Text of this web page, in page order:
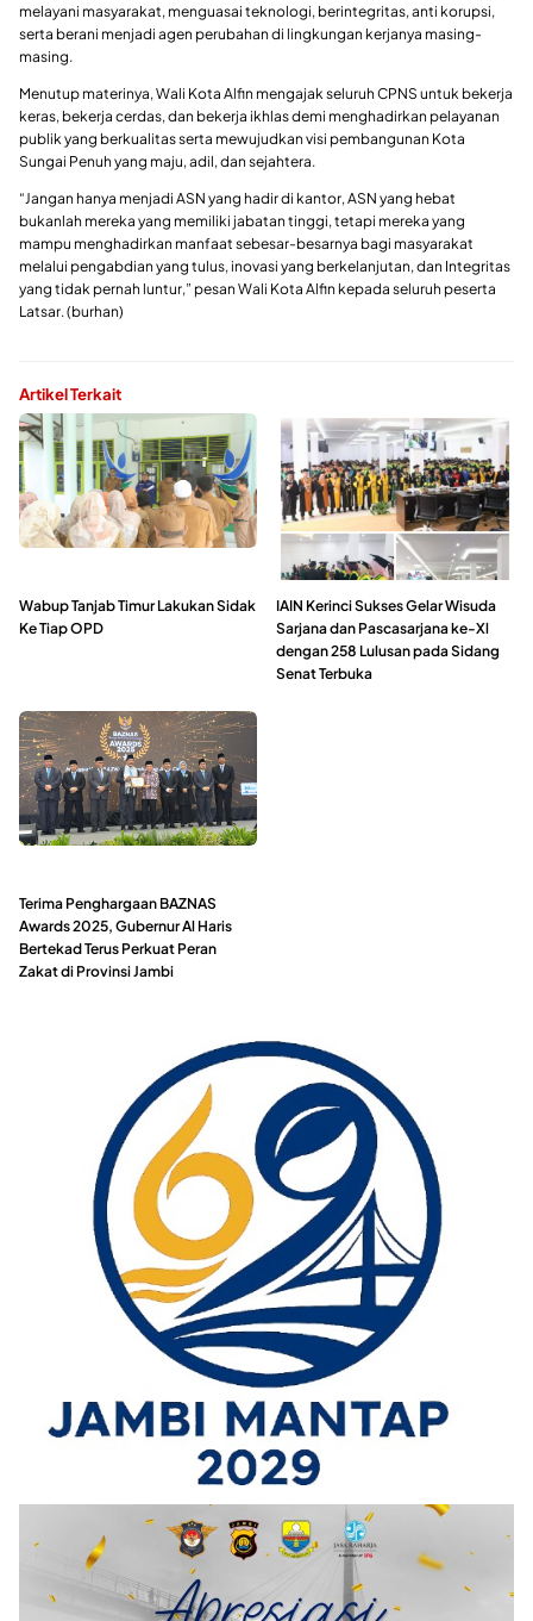
melayani masyarakat, menguasai teknologi, berintegritas, anti korupsi,
serta berani menjadi agen perubahan di lingkungan kerjanya masing-
masing.
Menutup materinya, Wali Kota Alfin mengajak seluruh CPNS untuk bekerja
keras, bekerja cerdas, dan bekerja ikhlas demi menghadirkan pelayanan
publik yang berkualitas serta mewujudkan visi pembangunan Kota
Sungai Penuh yang maju, adil, dan sejahtera.
“Jangan hanya menjadi ASN yang hadir di kantor, ASN yang hebat
bukanlah mereka yang memiliki jabatan tinggi, tetapi mereka yang
mampu menghadirkan manfaat sebesar-besarnya bagi masyarakat
melalui pengabdian yang tulus, inovasi yang berkelanjutan, dan Integritas
yang tidak pernah luntur,” pesan Wali Kota Alfin kepada seluruh peserta
Latsar. (burhan)
Artikel Terkait
Wabup Tanjab Timur Lakukan Sidak
Ke Tiap OPD
IAIN Kerinci Sukses Gelar Wisuda
Sarjana dan Pascasarjana ke-Xl
dengan 258 Lulusan pada Sidang
Senat Terbuka
Terima Penghargaan BAZNAS
Awards 2025, Gubernur Al Haris
Bertekad Terus Perkuat Peran
Zakat di Provinsi Jambi